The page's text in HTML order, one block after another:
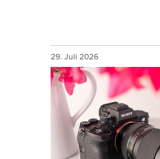
29. Juli 2026